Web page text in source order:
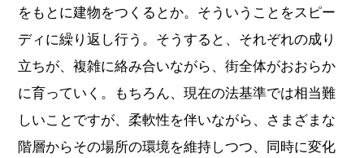
をもとに建物をつくるとか。そういうことをスピー
ディに繰り返し行う。そうすると、それぞれの成り
立ちが、複雑に絡み合いながら、街全体がおおらか
に育っていく。もちろん、現在の法基準では相当難
しいことですが、柔軟性を伴いながら、さまざまな
階層からその場所の環境を維持しつつ、同時に変化